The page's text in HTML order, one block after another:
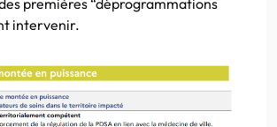
intervenir.